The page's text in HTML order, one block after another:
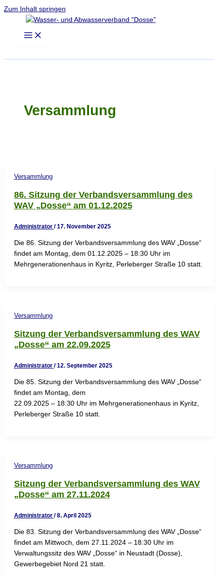
Zum Inhalt springen
Versammlung
Versammlung
86. Sitzung der Verbandsversammlung des
WAV „Dosse“ am 01.12.2025
Administrator /17. November 2025
Die 86. Sitzung der Verbandsversammlung des WAV „Dosse“
findet am Montag, dem 01.12.2025 – 18:30 Uhr im
Mehrgenerationenhaus in Kyritz, Perleberger Straße 10 statt.
Versammlung
Sitzung der Verbandsversammlung des WAV
„Dosse“ am 22.09.2025
Administrator /12. September 2025
Die 85. Sitzung der Verbandsversammlung des WAV „Dosse“
findet am Montag, dem
22.09.2025 – 18:30 Uhr im Mehrgenerationenhaus in Kyritz,
Perleberger Straße 10 statt.
Versammlung
Sitzung der Verbandsversammlung des WAV
„Dosse“ am 27.11.2024
Administrator /8. April 2025
Die 83. Sitzung der Verbandsversammlung des WAV „Dosse“
findet am Mittwoch, dem 27.11.2024 – 18:30 Uhr im
Verwaltungssitz des WAV „Dosse“ in Neustadt (Dosse),
Gewerbegebiet Nord 21 statt.